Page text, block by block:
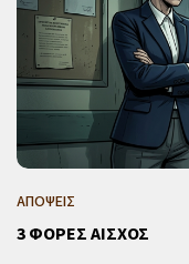
ΑΠΟΨΕΙΣ
3 ΦΟΡΕΣ ΑΙΣΧΟΣ